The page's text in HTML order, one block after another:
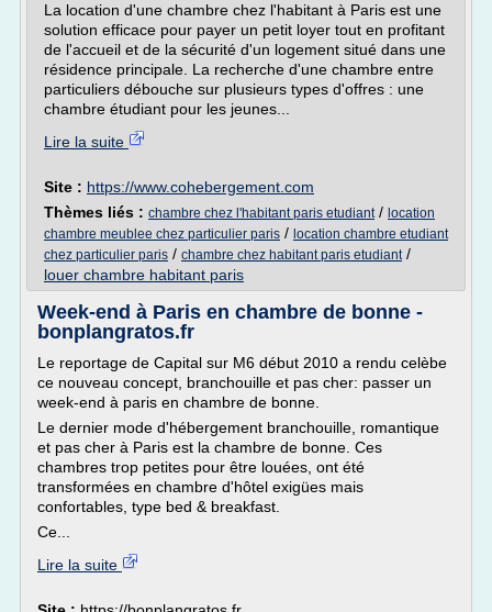
La location d'une chambre chez l'habitant à Paris est une
solution efficace pour payer un petit loyer tout en profitant
de l'accueil et de la sécurité d'un logement situé dans une
résidence principale. La recherche d'une chambre entre
particuliers débouche sur plusieurs types d'offres : une
chambre étudiant pour les jeunes...
Lire la suite
Site : https://www.cohebergement.com
Thèmes liés : chambre chez l'habitant paris etudiant/ location
chambre meublee chez particulier paris / location chambre etudiant
chez particulier paris / chambre chez habitant paris etudiant/
louer chambre habitant paris
Week-end à Paris en chambre de bonne -
bonplangratos.fr
Le reportage de Capital sur M6 début 2010 a rendu celèbe
ce nouveau concept, branchouille et pas cher: passer un
week-end à paris en chambre de bonne.
Le dernier mode d'hébergement branchouille, romantique
et pas cher à Paris est la chambre de bonne. Ces
chambres trop petites pour être louées, ont été
transformées en chambre d'hôtel exigües mais
confortables, type bed & breakfast.
Ce...
Lire la suite